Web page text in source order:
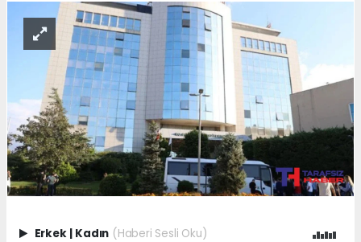
Erkek | Kadın (Haberi Sesli Oku)